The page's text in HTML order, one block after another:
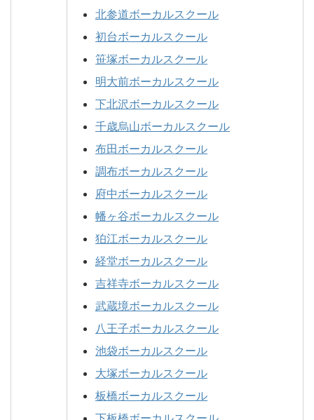
北参道ボーカルスクール
初台ボーカルスクール
笹塚ボーカルスクール
明大前ボーカルスクール
下北沢ボーカルスクール
千歳烏山ボーカルスクール
布田ボーカルスクール
調布ボーカルスクール
府中ボーカルスクール
幡ヶ谷ボーカルスクール
狛江ボーカルスクール
経堂ボーカルスクール
吉祥寺ボーカルスクール
武蔵境ボーカルスクール
八王子ボーカルスクール
池袋ボーカルスクール
大塚ボーカルスクール
板橋ボーカルスクール